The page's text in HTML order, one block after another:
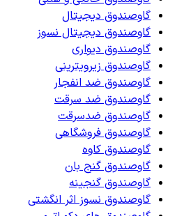
گاوصندوق دیجیتال
گاوصندوق دیجیتال نسوز
گاوصندوق دیواری
گاوصندوق زیرویترینی
گاوصندوق ضد انفجار
گاوصندوق ضد سرقت
گاوصندوق ضدسرقت
گاوصندوق فروشگاهی
گاوصندوق کاوه
گاوصندوق گنج بان
گاوصندوق گنجینه
گاوصندوق نسوز اثر انگشتی